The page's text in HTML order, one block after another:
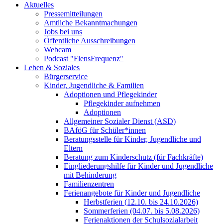
Aktuelles
Pressemitteilungen
Amtliche Bekanntmachungen
Jobs bei uns
Öffentliche Ausschreibungen
Webcam
Podcast "FlensFrequenz"
Leben & Soziales
Bürgerservice
Kinder, Jugendliche & Familien
Adoptionen und Pflegekinder
Pflegekinder aufnehmen
Adoptionen
Allgemeiner Sozialer Dienst (ASD)
BAföG für Schüler*innen
Beratungsstelle für Kinder, Jugendliche und
Eltern
Beratung zum Kinderschutz (für Fachkräfte)
Eingliederungshilfe für Kinder und Jugendliche
mit Behinderung
Familienzentren
Ferienangebote für Kinder und Jugendliche
Herbstferien (12.10. bis 24.10.2026)
Sommerferien (04.07. bis 5.08.2026)
Ferienaktionen der Schulsozialarbeit